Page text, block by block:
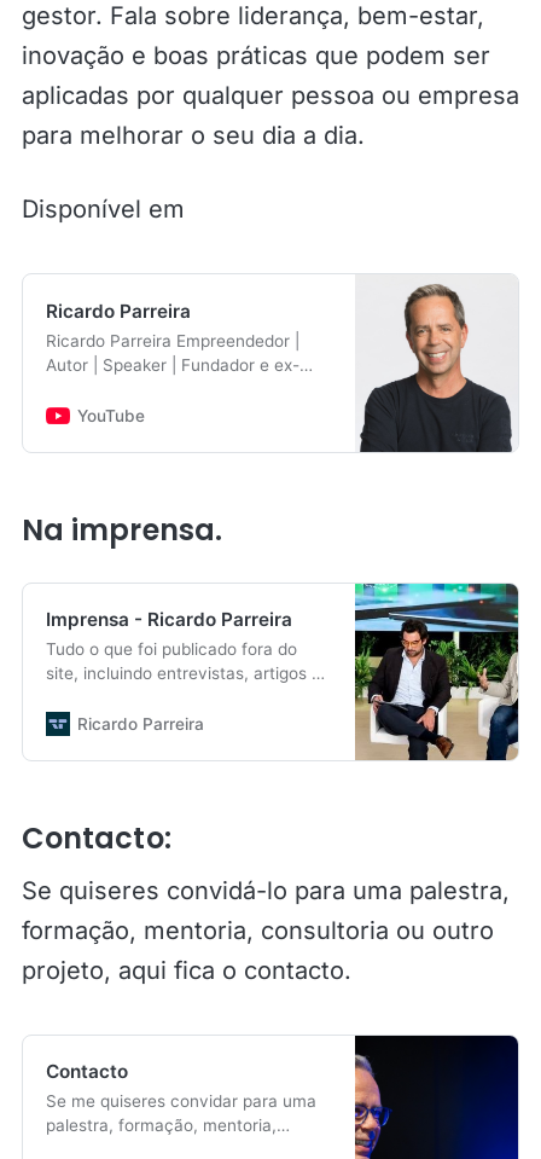
gestor. Fala sobre liderança, bem-estar,
inovação e boas práticas que podem ser
aplicadas por qualquer pessoa ou empresa
para melhorar o seu dia a dia.
Disponível em
Ricardo Parreira
Ricardo Parreira Empreendedor |
Autor | Speaker | Fundador e ex-
partilho insights sobre gestão de
sorte de o meu trabalho me permitir
importantes que impactam o dia a
pessoas. Nestes vídeos,
conhecerás alguns deles. Até já
http://www.ricardoparreira.pt
YouTube
Na imprensa.
Imprensa - Ricardo Parreira
Tudo o que foi publicado fora do
site, incluindo entrevistas, artigos e
gestão, liderança e tecnologia.
Ricardo Parreira
Contacto:
Se quiseres convidá-lo para uma palestra,
formação, mentoria, consultoria ou outro
projeto, aqui fica o contacto.
Contacto
Se me quiseres convidar para uma
palestra, formação, mentoria,